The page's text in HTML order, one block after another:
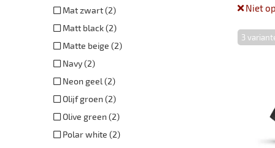
Mat zwart (2)
Matt black (2)
Matte beige (2)
Navy (2)
Neon geel (2)
Olijf groen (2)
Olive green (2)
Polar white (2)
Niet
3